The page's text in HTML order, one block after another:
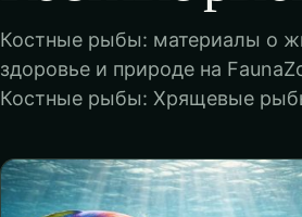
Костные рыбы: материалы о
здоровье и природе на
Костные рыбы: Хрящевые